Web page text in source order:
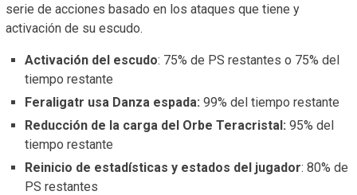
serie de acciones basado en los ataques que tiene y
activación de su escudo.
Activación del escudo: 75% de PS restantes o 75% del
tiempo restante
Feraligatr usa Danza espada: 99% del tiempo restante
Reducción de la carga del Orbe Teracristal: 95% del
tiempo restante
Reinicio de estadísticas y estados del jugador: 80% de
PS restantes